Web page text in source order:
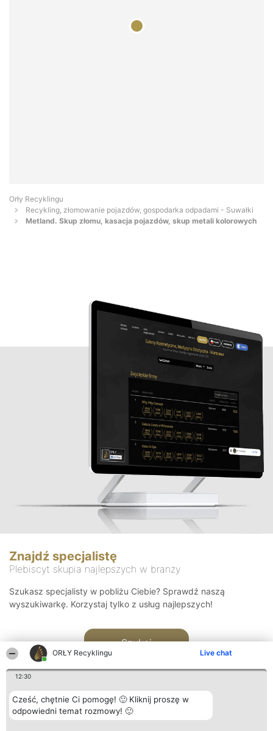
ORŁY Recyklingu Live chat
12:30
Cześć, chętnie Ci pomogę! 🙂 Kliknij proszę w
odpowiedni temat rozmowy! 🙂
Orły Recyklingu
Recykling, złomowanie pojazdów, gospodarka odpadami - Suwałki
Metland. Skup złomu, kasacja pojazdów, skup metali kolorowych
Znajdź specjalistę
Plebiscyt skupia najlepszych w branży
Szukasz specjalisty w pobliżu Ciebie? Sprawdź naszą
wyszukiwarkę. Korzystaj tylko z usług najlepszych!
Szukaj